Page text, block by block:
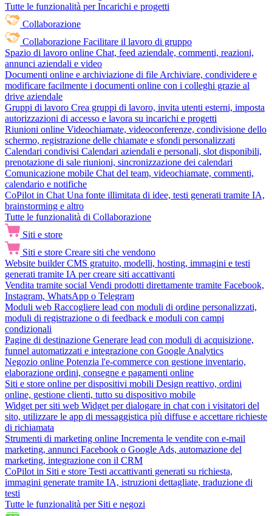
Tutte le funzionalità per Incarichi e progetti
Collaborazione
Collaborazione Facilitare il lavoro di gruppo
Spazio di lavoro online Chat, feed aziendale, commenti, reazioni,
annunci aziendali e video
Documenti online e archiviazione di file Archiviare, condividere e
modificare facilmente i documenti online con i colleghi grazie al
drive aziendale
Gruppi di lavoro Crea gruppi di lavoro, invita utenti esterni, imposta
autorizzazioni di accesso e lavora su incarichi e progetti
Riunioni online Videochiamate, videoconferenze, condivisione dello
schermo, registrazione delle chiamate e sfondi personalizzati
Calendari condivisi Calendari aziendali e personali, slot disponibili,
prenotazione di sale riunioni, sincronizzazione dei calendari
Comunicazione mobile Chat del team, videochiamate, commenti,
calendario e notifiche
CoPilot in Chat Una fonte illimitata di idee, testi generati tramite IA,
brainstorming e altro
Tutte le funzionalità di Collaborazione
Siti e store
Siti e store Creare siti che vendono
Website builder CMS gratuito, modelli, hosting, immagini e testi
generati tramite IA per creare siti accattivanti
Vendita tramite social Vendi prodotti direttamente tramite Facebook,
Instagram, WhatsApp o Telegram
Moduli web Raccogliere lead con moduli di ordine personalizzati,
moduli di registrazione o di feedback e moduli con campi
condizionali
Pagine di destinazione Generare lead con moduli di acquisizione,
funnel automatizzati e integrazione con Google Analytics
Negozio online Potenzia l'e-commerce con gestione inventario,
elaborazione ordini, consegne e pagamenti online
Siti e store online per dispositivi mobili Design reattivo, ordini
online, gestione clienti, tutto su dispositivo mobile
Widget per siti web Widget per dialogare in chat con i visitatori del
sito, utilizzare le app di messaggistica più diffuse e accettare richieste
di richiamata
Strumenti di marketing online Incrementa le vendite con e-mail
marketing, annunci Facebook o Google Ads, automazione del
marketing, integrazione con il CRM
CoPilot in Siti e store Testi accattivanti generati su richiesta,
immagini generate tramite IA, istruzioni dettagliate, traduzione di
testi
Tutte le funzionalità per Siti e negozi